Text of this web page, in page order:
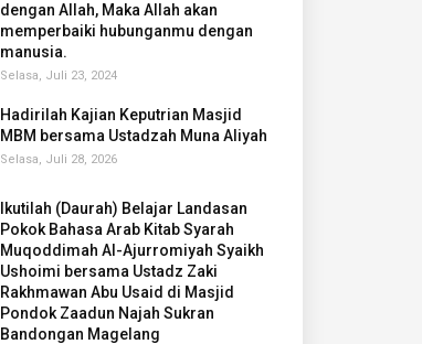
dengan Allah, Maka Allah akan
memperbaiki hubunganmu dengan
manusia.
Selasa, Juli 23, 2024
Hadirilah Kajian Keputrian Masjid
MBM bersama Ustadzah Muna Aliyah
Selasa, Juli 28, 2026
Ikutilah (Daurah) Belajar Landasan
Pokok Bahasa Arab Kitab Syarah
Muqoddimah Al-Ajurromiyah Syaikh
Ushoimi bersama Ustadz Zaki
Rakhmawan Abu Usaid di Masjid
Pondok Zaadun Najah Sukran
Bandongan Magelang